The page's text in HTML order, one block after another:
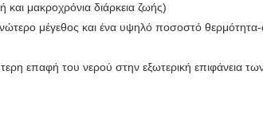
και μακροχρόνια διάρκεια ζωής)
μέγεθος και ένα υψηλό ποσοστό θερμότητα-
επαφή του νερού στην εξωτερική επιφάνεια